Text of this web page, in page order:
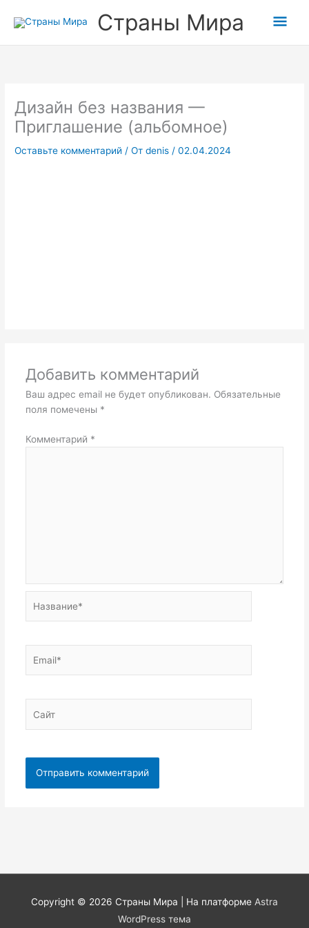
Страны Мира
Дизайн без названия —
Приглашение (альбомное)
Оставьте комментарий / Отdenis/02.04.2024
Добавить комментарий
Ваш адрес email не будет опубликован. Обязательные
поля помечены *
Комментарий *
Copyright © 2026 Страны Мира | На платформе Astra
WordPress тема